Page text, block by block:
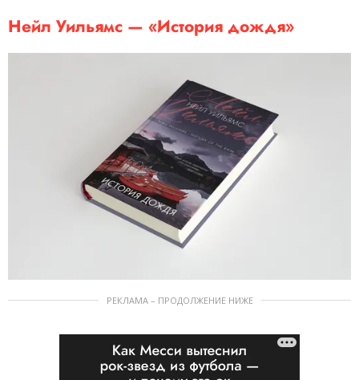
Нейл Уильямс — «История дождя»
РЕКЛАМА – ПРОДОЛЖЕНИЕ НИЖЕ